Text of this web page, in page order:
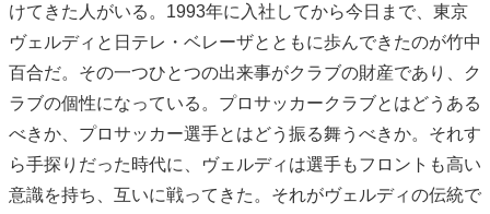
けてきた人がいる。1993年に入社してから今日まで、東京
ヴェルディと日テレ・ベレーザとともに歩んできたのが竹中
百合だ。その一つひとつの出来事がクラブの財産であり、ク
ラブの個性になっている。プロサッカークラブとはどうある
べきか、プロサッカー選手とはどう振る舞うべきか。それす
ら手探りだった時代に、ヴェルディは選手もフロントも高い
意識を持ち、互いに戦ってきた。それがヴェルディの伝統で